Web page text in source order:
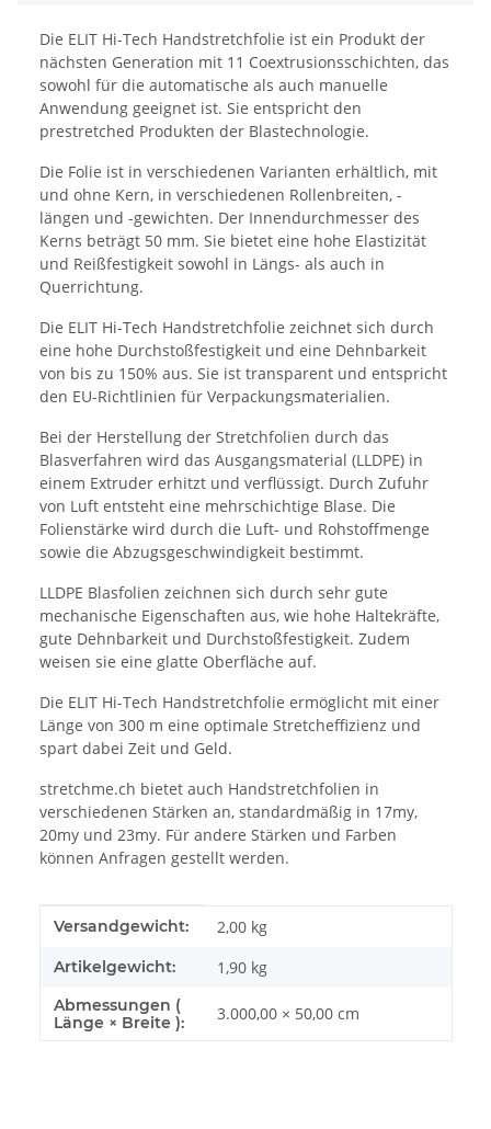
Die ELIT Hi-Tech Handstretchfolie ist ein Produkt der
nächsten Generation mit 11 Coextrusionsschichten, das
sowohl für die automatische als auch manuelle
Anwendung geeignet ist. Sie entspricht den
prestretched Produkten der Blastechnologie.
Die Folie ist in verschiedenen Varianten erhältlich, mit
und ohne Kern, in verschiedenen Rollenbreiten, -
längen und -gewichten. Der Innendurchmesser des
Kerns beträgt 50 mm. Sie bietet eine hohe Elastizität
und Reißfestigkeit sowohl in Längs- als auch in
Querrichtung.
Die ELIT Hi-Tech Handstretchfolie zeichnet sich durch
eine hohe Durchstoßfestigkeit und eine Dehnbarkeit
von bis zu 150% aus. Sie ist transparent und entspricht
den EU-Richtlinien für Verpackungsmaterialien.
Bei der Herstellung der Stretchfolien durch das
Blasverfahren wird das Ausgangsmaterial (LLDPE) in
einem Extruder erhitzt und verflüssigt. Durch Zufuhr
von Luft entsteht eine mehrschichtige Blase. Die
Folienstärke wird durch die Luft- und Rohstoffmenge
sowie die Abzugsgeschwindigkeit bestimmt.
LLDPE Blasfolien zeichnen sich durch sehr gute
mechanische Eigenschaften aus, wie hohe Haltekräfte,
gute Dehnbarkeit und Durchstoßfestigkeit. Zudem
weisen sie eine glatte Oberfläche auf.
Die ELIT Hi-Tech Handstretchfolie ermöglicht mit einer
Länge von 300 m eine optimale Stretcheffizienz und
spart dabei Zeit und Geld.
stretchme.ch bietet auch Handstretchfolien in
verschiedenen Stärken an, standardmäßig in 17my,
20my und 23my. Für andere Stärken und Farben
können Anfragen gestellt werden.
Produkteigenschaft
Wert
Versandgewicht: 2,00 kg
Artikelgewicht: 1,90 kg
Abmessungen (
Länge × Breite ):
3.000,00 × 50,00 cm